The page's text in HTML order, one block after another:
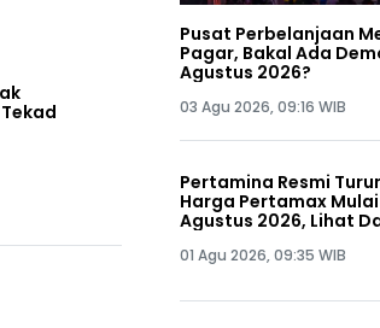
Pusat Perbelanjaan
Pagar, Bakal Ada
Agustus 2026?
03 Agu 2026, 09:16 WIB
Pertamina Resmi
Harga Pertamax Mulai
Agustus 2026, Lihat
01 Agu 2026, 09:35 WIB